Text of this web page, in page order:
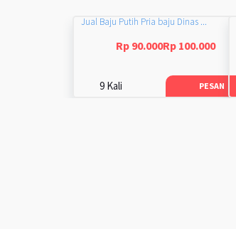
Jual Baju Putih Pria baju Dinas ...
Rp 90.000Rp 100.000
9 Kali PESAN